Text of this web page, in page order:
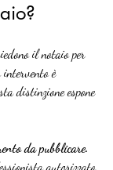
il notaio per
intervento è
distinzione espone
da pubblicare.
autorizzato